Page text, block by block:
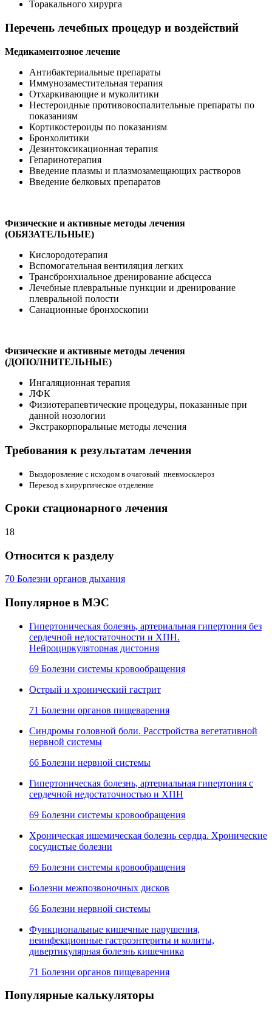
Торакального хирурга
Перечень лечебных процедур и воздействий
Медикаментозное лечение
Антибактериальные препараты
Иммунозаместительная терапия
Отхаркивающие и муколитики
Нестероидные противовоспалительные препараты по
показаниям
Кортикостероиды по показаниям
Бронхолитики
Дезинтоксикационная терапия
Гепаринотерапия
Введение плазмы и плазмозамещающих растворов
Введение белковых препаратов
Физические и активные методы лечения
(ОБЯЗАТЕЛЬНЫЕ)
Кислородотерапия
Вспомогательная вентиляция легких
Трансбронхиальное дренирование абсцесса
Лечебные плевральные пункции и дренирование
плевральной полости
Санационные бронхоскопии
Физические и активные методы лечения
(ДОПОЛНИТЕЛЬНЫЕ)
Ингаляционная терапия
ЛФК
Физиотерапевтические процедуры, показанные при
данной нозологии
Экстракорпоральные методы лечения
Требования к результатам лечения
Выздоровление с исходом в очаговый пневмосклероз
Перевод в хирургическое отделение
Сроки стационарного лечения
18
Относится к разделу
70 Болезни органов дыхания
Популярное в МЭС
Гипертоническая болезнь, артериальная гипертония без
сердечной недостаточности и ХПН.
Нейроциркуляторная дистония
69 Болезни системы кровообращения
Острый и хронический гастрит
71 Болезни органов пищеварения
Синдромы головной боли. Расстройства вегетативной
нервной системы
66 Болезни нервной системы
Гипертоническая болезнь, артериальная гипертония с
сердечной недостаточностью и ХПН
69 Болезни системы кровообращения
Хроническая ишемическая болезнь сердца. Хронические
сосудистые болезни
69 Болезни системы кровообращения
Болезни межпозвоночных дисков
66 Болезни нервной системы
Функциональные кишечные нарушения,
неинфекционные гастроэнтериты и колиты,
дивертикулярная болезнь кишечника
71 Болезни органов пищеварения
Популярные калькуляторы